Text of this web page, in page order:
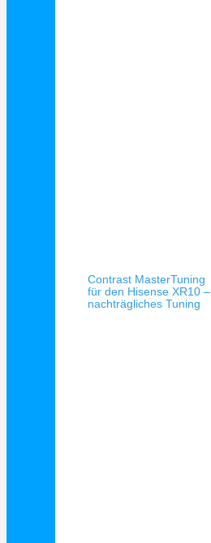
Contrast MasterTuning
für den Hisense XR10 –
nachträgliches Tuning